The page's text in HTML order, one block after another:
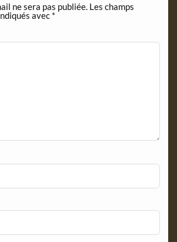
ne sera pas publiée. Les champs
avec *